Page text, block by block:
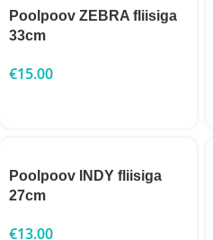
Poolpoov ZEBRA fliisiga
33cm
€15.00
Poolpoov INDY fliisiga
27cm
€13.00